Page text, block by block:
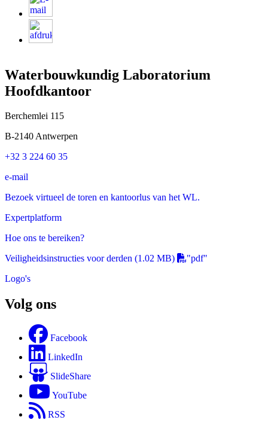
Waterbouwkundig Laboratorium
Hoofdkantoor
Berchemlei 115
B-2140 Antwerpen
+32 3 224 60 35
e-mail
Bezoek virtueel de toren en kantoorlus van het WL.
Expertplatform
Hoe ons te bereiken?
Veiligheidsinstructies voor derden (1.02 MB)
"pdf"
Logo's
Volg ons
Facebook
LinkedIn
SlideShare
YouTube
RSS